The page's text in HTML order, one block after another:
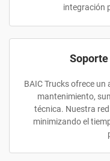
integración
BAIC Trucks ofrece
mantenimiento,
técnica. Nuestra
minimizando el